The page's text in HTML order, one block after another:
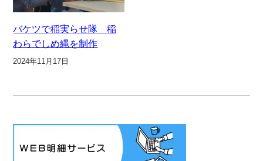
バケツで稲実らせ隊 稲
わらでしめ縄を制作
2024年11月17日